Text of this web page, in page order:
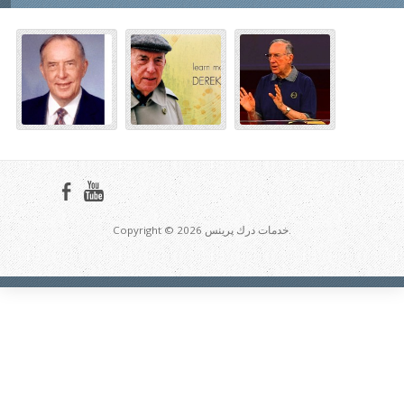
Copyright © 2026 خدمات درك پرينس.